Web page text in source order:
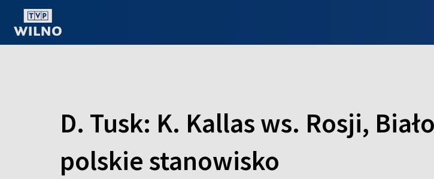
D. Tusk: K. Kallas ws. Rosji,
polskie stanowisko